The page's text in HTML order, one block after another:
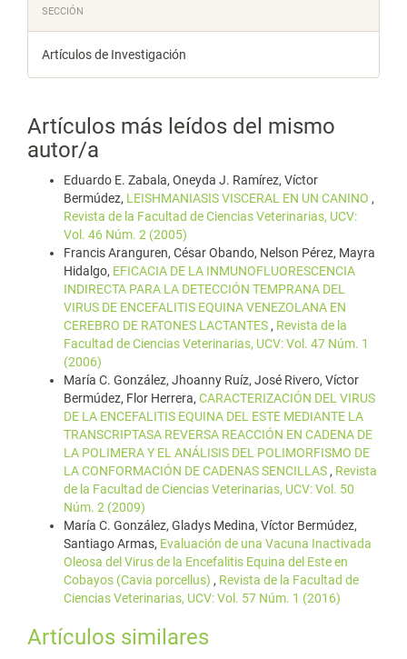
SECCIÓN
Artículos de Investigación
Artículos más leídos del mismo
autor/a
Eduardo E. Zabala, Oneyda J. Ramírez, Víctor
Bermúdez, LEISHMANIASIS VISCERAL EN UN CANINO ,
Revista de la Facultad de Ciencias Veterinarias, UCV:
Vol. 46 Núm. 2 (2005)
Francis Aranguren, César Obando, Nelson Pérez, Mayra
Hidalgo, EFICACIA DE LA INMUNOFLUORESCENCIA
INDIRECTA PARA LA DETECCIÓN TEMPRANA DEL
VIRUS DE ENCEFALITIS EQUINA VENEZOLANA EN
CEREBRO DE RATONES LACTANTES , Revista de la
Facultad de Ciencias Veterinarias, UCV: Vol. 47 Núm. 1
(2006)
María C. González, Jhoanny Ruíz, José Rivero, Víctor
Bermúdez, Flor Herrera, CARACTERIZACIÓN DEL VIRUS
DE LA ENCEFALITIS EQUINA DEL ESTE MEDIANTE LA
TRANSCRIPTASA REVERSA REACCIÓN EN CADENA DE
LA POLIMERA Y EL ANÁLISIS DEL POLIMORFISMO DE
LA CONFORMACIÓN DE CADENAS SENCILLAS , Revista
de la Facultad de Ciencias Veterinarias, UCV: Vol. 50
Núm. 2 (2009)
María C. González, Gladys Medina, Víctor Bermúdez,
Santiago Armas, Evaluación de una Vacuna Inactivada
Oleosa del Virus de la Encefalitis Equina del Este en
Cobayos (Cavia porcellus) , Revista de la Facultad de
Ciencias Veterinarias, UCV: Vol. 57 Núm. 1 (2016)
Artículos similares